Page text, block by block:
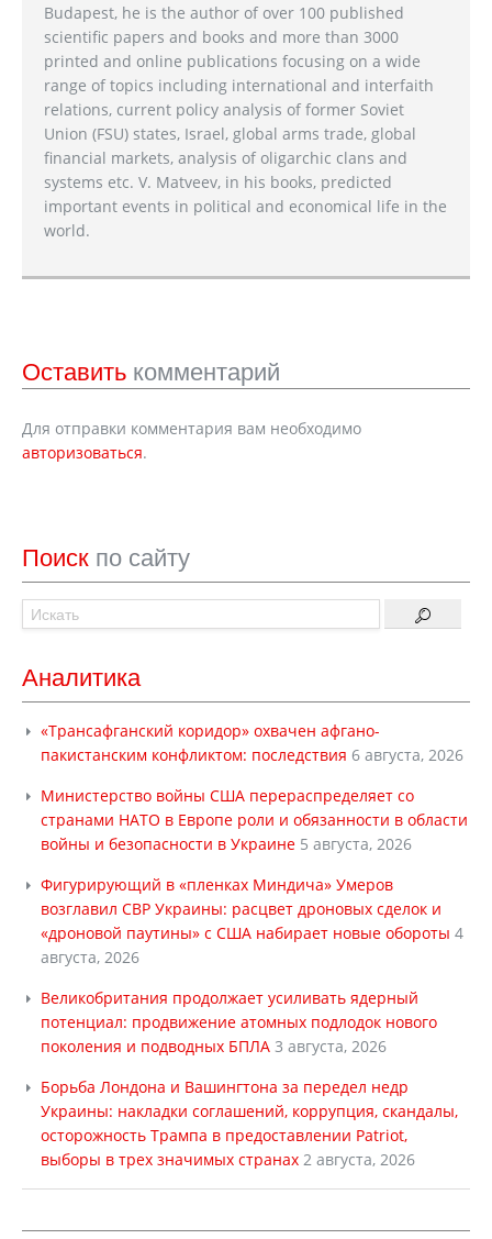
Budapest, he is the author of over 100 published
scientific papers and books and more than 3000
printed and online publications focusing on a wide
range of topics including international and interfaith
relations, current policy analysis of former Soviet
Union (FSU) states, Israel, global arms trade, global
financial markets, analysis of oligarchic clans and
systems etc. V. Matveev, in his books, predicted
important events in political and economical life in the
world.
Оставить комментарий
Для отправки комментария вам необходимо
авторизоваться.
Поиск по сайту
Аналитика
«Трансафганский коридор» охвачен афгано-
пакистанским конфликтом: последствия 6 августа, 2026
Министерство войны США перераспределяет со
странами НАТО в Европе роли и обязанности в области
войны и безопасности в Украине 5 августа, 2026
Фигурирующий в «пленках Миндича» Умеров
возглавил СВР Украины: расцвет дроновых сделок и
«дроновой паутины» с США набирает новые обороты 4
августа, 2026
Великобритания продолжает усиливать ядерный
потенциал: продвижение атомных подлодок нового
поколения и подводных БПЛА 3 августа, 2026
Борьба Лондона и Вашингтона за передел недр
Украины: накладки соглашений, коррупция, скандалы,
осторожность Трампа в предоставлении Patriot,
выборы в трех значимых странах 2 августа, 2026